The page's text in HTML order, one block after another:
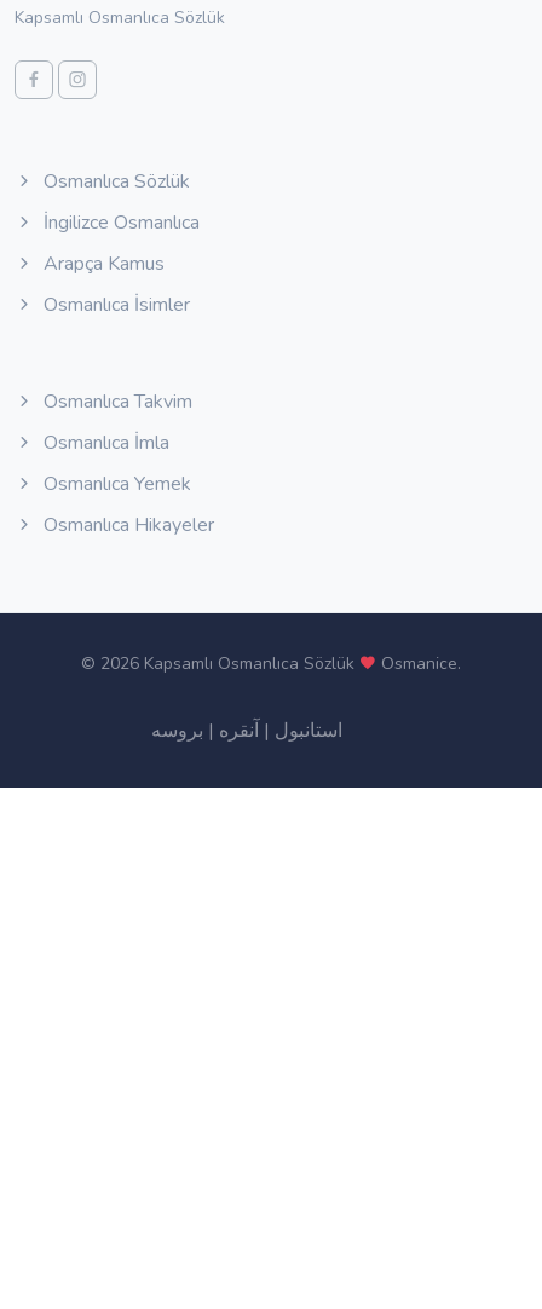
Kapsamlı Osmanlıca Sözlük
Osmanlıca Sözlük
İngilizce Osmanlıca
Arapça Kamus
Osmanlıca İsimler
Osmanlıca Takvim
Osmanlıca İmla
Osmanlıca Yemek
Osmanlıca Hikayeler
© 2026 Kapsamlı Osmanlıca Sözlük Osmanice.
استانبول | آنقره | بروسه